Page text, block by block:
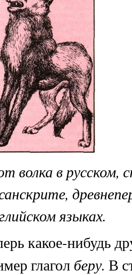
волка в русском,
языках.
какое-нибудь
глагол беру. В